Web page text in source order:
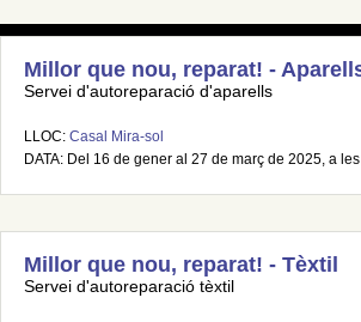
Millor que nou, reparat! -
Servei d'autoreparació d'aparells
LLOC: Casal Mira-sol
DATA: Del 16 de gener al 27 de març de 2025, a
Millor que nou, reparat! - Tèxtil
Servei d'autoreparació tèxtil